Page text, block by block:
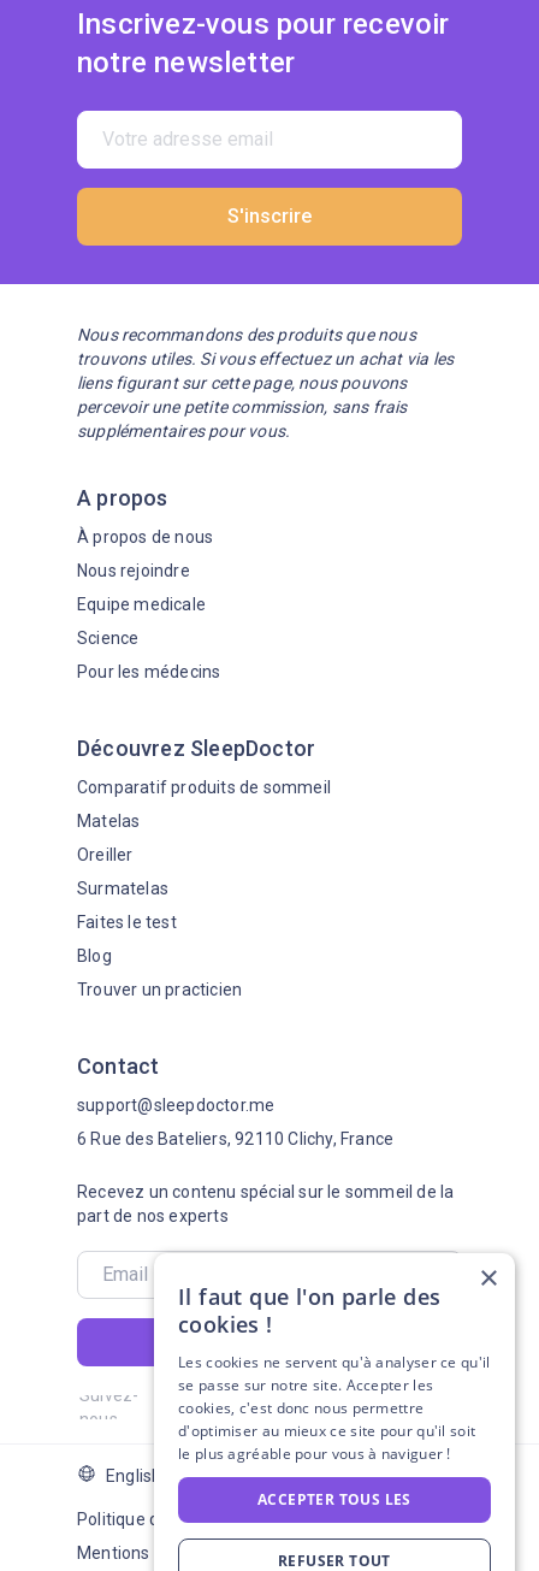
Inscrivez-vous pour recevoir
notre newsletter
S'inscrire
A propos
Découvrez SleepDoctor
Contact
Nous recommandons des produits que nous
trouvons utiles. Si vous effectuez un achat via les
liens figurant sur cette page, nous pouvons
percevoir une petite commission, sans frais
supplémentaires pour vous.
Nous rejoindre
Equipe medicale
Science
Matelas
Comparatif produits de sommeil
Oreiller
Surmatelas
Blog
Trouver un practicien
Faites le test
Pour les médecins
Recevez un contenu spécial sur le sommeil de la
part de nos experts
support@sleepdoctor.me
6 Rue des Bateliers, 92110 Clichy, France
Suivez-
nous
Politique de confidentialité
Mentions légales
English Version
À propos de nous
×
Il faut que l'on parle des
cookies !
Les cookies ne servent qu'à analyser ce qu'il
se passe sur notre site. Accepter les
cookies, c'est donc nous permettre
d'optimiser au mieux ce site pour qu'il soit
le plus agréable pour vous à naviguer !
ACCEPTER TOUS LES
REFUSER TOUT